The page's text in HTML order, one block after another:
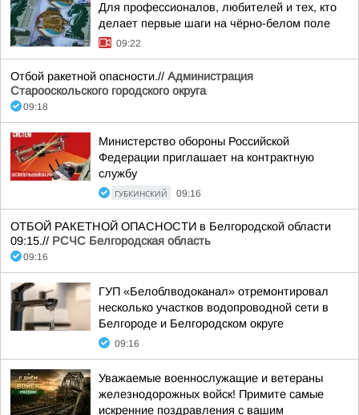
Для профессионалов, любителей и тех, кто
делает первые шаги на чёрно-белом поле
09:22
Отбой ракетной опасности.// Администрация
Старооскольского городского округа
09:18
Министерство обороны Российской
Федерации приглашает на контрактную
службу
ГУБКИНСКИЙ 09:16
ОТБОЙ РАКЕТНОЙ ОПАСНОСТИ в Белгородской области
09:15.// РСЧС Белгородская область
09:16
ГУП «Белоблводоканал» отремонтировал
несколько участков водопроводной сети в
Белгороде и Белгородском округе
09:16
Уважаемые военнослужащие и ветераны
железнодорожных войск! Примите самые
искренние поздравления с вашим